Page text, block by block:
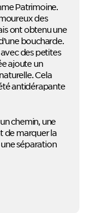
Patrimoine.
des
ont obtenu une
boucharde.
des petites
ajoute un
Cela
antidérapante
chemin, une
de marquer la
séparation